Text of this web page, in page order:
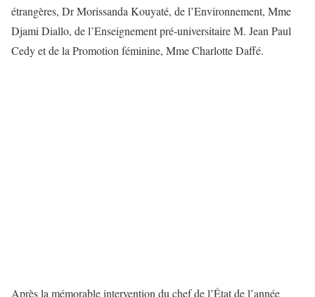
étrangères, Dr Morissanda Kouyaté, de l’Environnement, Mme
Djami Diallo, de l’Enseignement pré-universitaire M. Jean Paul
Cedy et de la Promotion féminine, Mme Charlotte Daffé.
Après la mémorable intervention du chef de l’État de l’année